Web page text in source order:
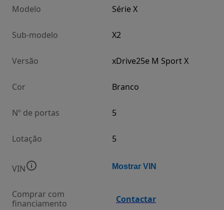
Modelo Série X
Sub-modelo X2
Versão xDrive25e M Sport X
Cor Branco
Nº de portas 5
Lotação 5
VIN Mostrar VIN
Comprar com
financiamento
Contactar